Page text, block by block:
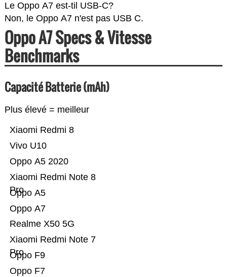
Le Oppo A7 est-til USB-C?
Non, le Oppo A7 n'est pas USB C.
Oppo A7 Specs & Vitesse
Benchmarks
Capacité Batterie (mAh)
Plus élevé = meilleur
Oppo F7
Oppo F9
Xiaomi Redmi Note 7
Pro
Realme X50 5G
Oppo A7
Oppo A5
Xiaomi Redmi Note 8
Pro
Oppo A5 2020
Vivo U10
Xiaomi Redmi 8